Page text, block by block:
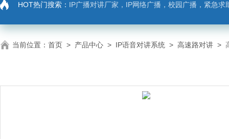
HOT热门搜索： IP广播对讲厂家，IP网络广播，校园广播，紧急求助，IP广播对讲系
当前位置： 首页 > 产品中心 > IP语音对讲系统 > 高速路对讲 >